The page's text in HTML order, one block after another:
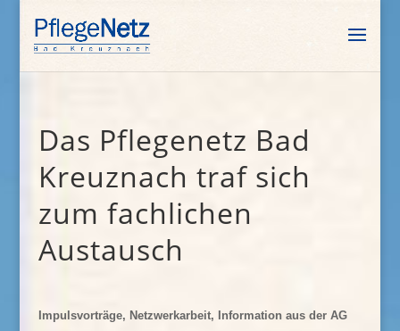
Das Pflegenetz Bad
Kreuznach traf sich
zum fachlichen
Austausch
Impulsvorträge, Netzwerkarbeit, Information aus der AG